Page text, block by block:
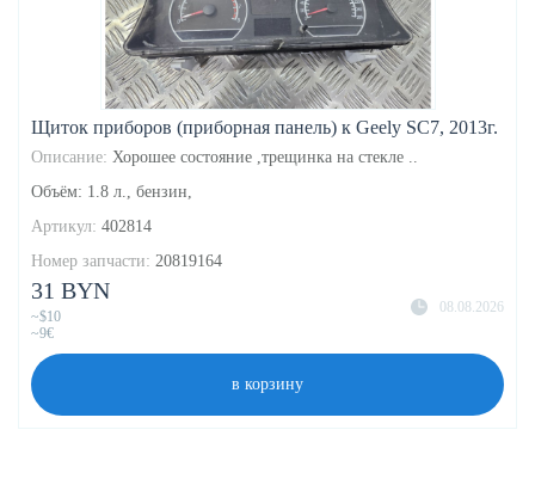
Щиток приборов (приборная панель) к Geely SC7, 2013г.
Описание: Хорошее состояние ,трещинка на стекле ..
Объём: 1.8 л., бензин,
Артикул: 402814
Номер запчасти: 20819164
08.08.2026
31 BYN
~$10
~9€
в корзину